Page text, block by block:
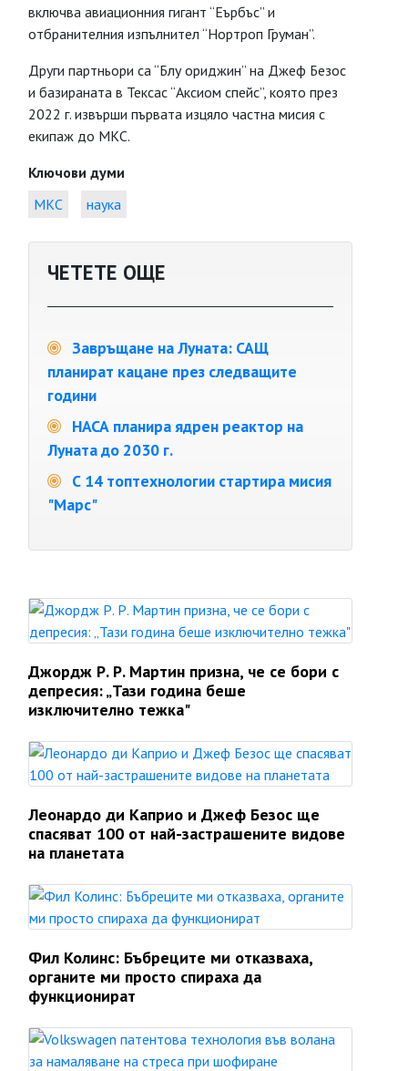
включва авиационния гигант “Еърбъс” и
отбранителния изпълнител “Нортроп Груман”.
Други партньори са “Блу ориджин” на Джеф Безос
и базираната в Тексас “Аксиом спейс”, която през
2022 г. извърши първата изцяло частна мисия с
екипаж до МКС.
Ключови думи
МКС
наука
ЧЕТЕТЕ ОЩЕ
Завръщане на Луната: САЩ
планират кацане през следващите
години
НАСА планира ядрен реактор на
Луната до 2030 г.
С 14 топтехнологии стартира мисия
"Марс"
Джордж Р. Р. Мартин призна, че се бори с
депресия: „Тази година беше
изключително тежка"
Леонардо ди Каприо и Джеф Безос ще
спасяват 100 от най-застрашените видове
на планетата
Фил Колинс: Бъбреците ми отказваха,
органите ми просто спираха да
функционират